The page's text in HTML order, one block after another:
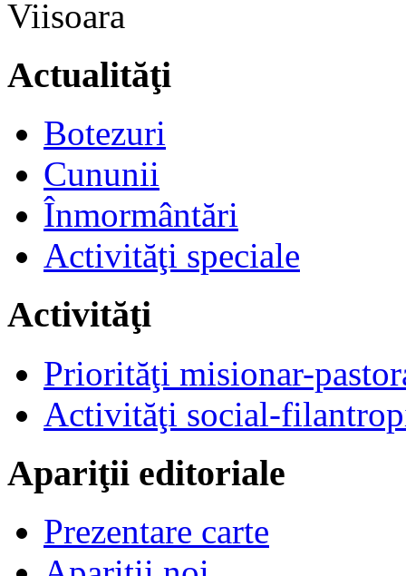
Actualităţi
Botezuri
Cununii
Înmormântări
Activităţi speciale
Activităţi
Priorităţi misionar-
Activităţi social-
Apariţii editoriale
Prezentare carte